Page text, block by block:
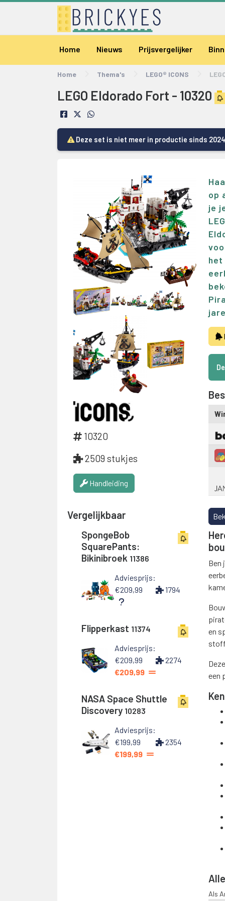
Home Nieuws Prijsvergelijker
Home Thema's LEGO® ICONS
LEGO Eldorado Fort - 10320
Deze set is niet meer in productie sinds
10320
2509 stukjes
Handleiding
Vergelijkbaar
SpongeBob
SquarePants:
Bikinibroek 11386
Adviesprijs:
€209,99
1794
Flipperkast 11374
Adviesprijs:
€209,99
€209,99
2274
NASA Space Shuttle
Discovery 10283
Adviesprijs:
€199,99
€199,99
2354
op
je
het
Ben
en
een
Als